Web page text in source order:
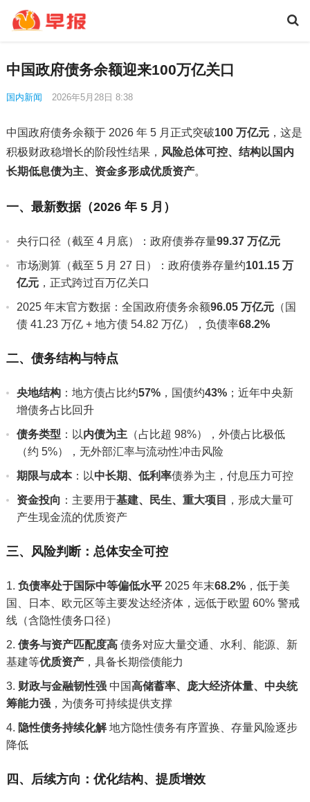
中国政府债务余额迎来100万亿关口
国内新闻 2026年5月28日 8:38
中国政府债务余额于 2026 年 5 月正式突破100 万亿元，这是
积极财政稳增长的阶段性结果， 风险总体可控、结构以国内
长期低息债为主、资金多形成优质资产。
一、最新数据（2026 年 5 月）
央行口径（截至 4 月底）：政府债券存量99.37 万亿元
市场测算（截至 5 月 27 日）：政府债券存量约101.15 万
亿元，正式跨过百万亿关口
2025 年末官方数据：全国政府债务余额96.05 万亿元（国
债 41.23 万亿 + 地方债 54.82 万亿），负债率68.2%
二、债务结构与特点
央地结构：地方债占比约57%，国债约43%；近年中央新
增债务占比回升
债务类型 ：以内债为主（占比超 98%），外债占比极低
（约 5%），无外部汇率与流动性冲击风险
期限与成本：以中长期、低利率债券为主，付息压力可控
资金投向 ：主要用于基建、民生、重大项目
，形成大量可
产生现金流的优质资产
三、风险判断：总体安全可控
负债率处于国际中等偏低水平2025 年末68.2%，低于美
国、日本、欧元区等主要发达经济体，远低于欧盟 60% 警戒
线（含隐性债务口径）
债务与资产匹配度高债务对应大量交通、水利、能源、新
基建等优质资产，具备长期偿债能力
财政与金融韧性强中国高储蓄率、庞大经济体量、中央统
筹能力强，为债务可持续提供支撑
隐性债务持续化解地方隐性债务有序置换、存量风险逐步
降低
四、后续方向：优化结构、提质增效